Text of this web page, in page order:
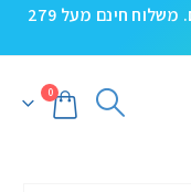
5% הנחה קופון TAKE5 בקניית 2 מוצרים. משלוח חינם מעל 279
0